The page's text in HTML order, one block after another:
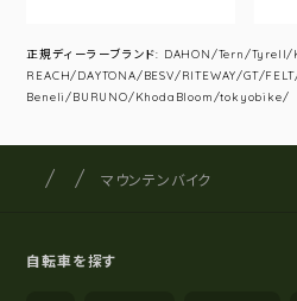
正規ディーラーブランド: DAHON/Tern/
REACH/DAYTONA/BESV/RITEWAY/GT/
Beneli/BURUNO/KhodaBloom/tokyobike/
サイト内の現在地
サイクルショップナカゴヤ
マウンテンバイク
自転車を探す